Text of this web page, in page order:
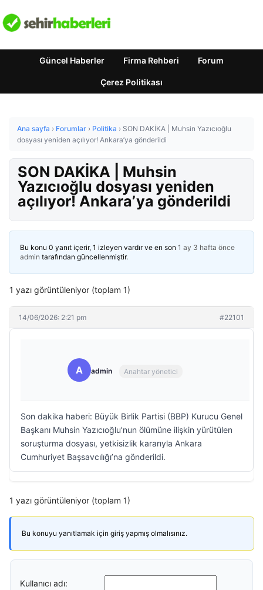
Güncel Haberler Firma Rehberi Forum
Çerez Politikası
Ana sayfa › Forumlar › Politika › SON DAKİKA | Muhsin Yazıcıoğlu
dosyası yeniden açılıyor! Ankara’ya gönderildi
SON DAKİKA | Muhsin
Yazıcıoğlu dosyası yeniden
açılıyor! Ankara’ya gönderildi
Bu konu 0 yanıt içerir, 1 izleyen vardır ve en son 1 ay 3 hafta önce
admin tarafından güncellenmiştir.
1 yazı görüntüleniyor (toplam 1)
14/06/2026: 2:21 pm #22101
A admin Anahtar yönetici
Son dakika haberi: Büyük Birlik Partisi (BBP) Kurucu Genel
Başkanı Muhsin Yazıcıoğlu’nun ölümüne ilişkin yürütülen
soruşturma dosyası, yetkisizlik kararıyla Ankara
Cumhuriyet Başsavcılığı’na gönderildi.
1 yazı görüntüleniyor (toplam 1)
Bu konuyu yanıtlamak için giriş yapmış olmalısınız.
Kullanıcı adı: